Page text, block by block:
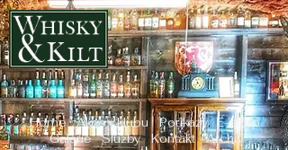
Home Akce v klubuPoukazyE-shop
Galerie
Služby Kontakt Archiv